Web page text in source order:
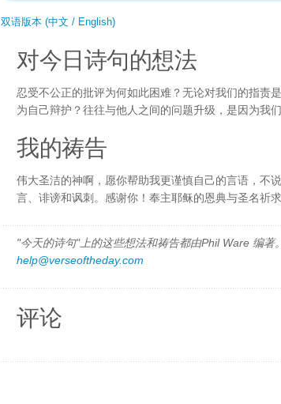
双语版本 (中文 / English)
对今日诗句的想法
忍受不公正的批评为何如此困难？无论对我们的指责
为自己辩护？往往与他人之间的问题升级，是因为我
我的祷告
伟大圣洁的神啊，愿你帮助我更谨慎自己的言语，不
言、诽谤和讽刺。感谢你！奉主耶稣的恩典与圣名祈求
"今天的诗句"上的这些想法和祷告都由Phil Ware 编著
help@verseoftheday.com
评论